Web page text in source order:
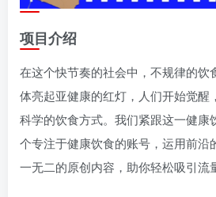
项目介绍
在这个快节奏的社会中，不规律的饮
体亮起亚健康的红灯，人们开始觉醒
科学的饮食方式。我们紧跟这一健康
个专注于健康饮食的账号，运用前沿
一无二的原创内容，助你轻松吸引流